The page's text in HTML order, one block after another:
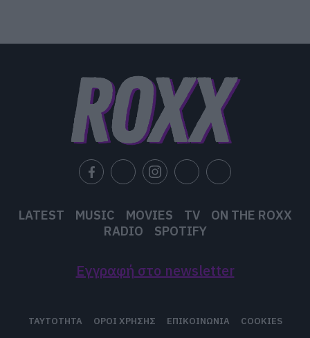
LATEST MUSIC MOVIES TV
ON THE ROXX
RADIO
SPOTIFY
Εγγραφή στο newsletter
ΤΑΥΤΟΤΗΤΑ ΟΡΟΙ ΧΡΗΣΗΣ ΕΠΙΚΟΙΝΩΝΙΑ COOKIES